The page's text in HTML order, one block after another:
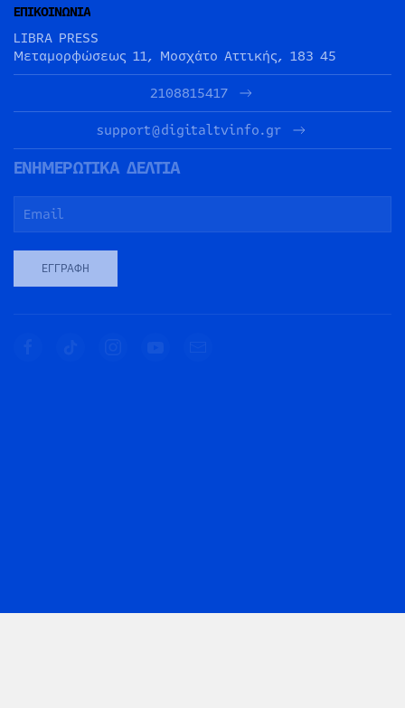
ΕΠΙΚΟΙΝΩΝΙΑ
LIBRA PRESS
Μεταμορφώσεως 11, Μοσχάτο Αττικής, 183 45
2108815417
support@digitaltvinfo.gr
ΕΝΗΜΕΡΩΤΙΚΑ ΔΕΛΤΙΑ
ΕΓΓΡΑΦΉ